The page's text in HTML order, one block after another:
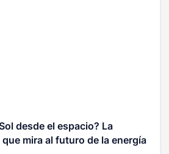
desde el espacio? La
mira al futuro de la energía